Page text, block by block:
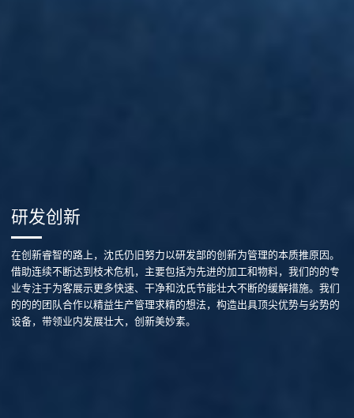
研发创新
在创新睿智的路上，沈氏仍旧努力以研发部的创新为管理的本质推原因。
借助连续不断达到枝术危机，主要包括为先进的加工和物料，我们的的专
业专注于为客展示更多快速、干净和沈氏节能壮大不断的缓解措施。我们
的的的团队合作以精益生产管理求精的想法，构造出具顶尖优势与劣势的
设备，带领业内发展壮大，创新美妙素。